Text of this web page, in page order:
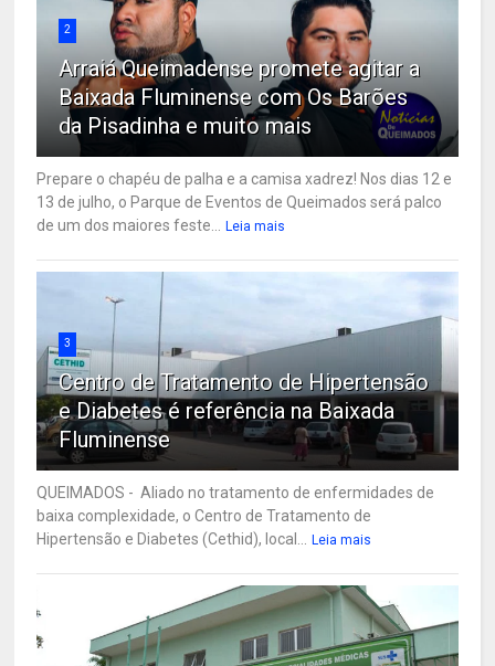
2
Arraiá Queimadense promete agitar a
Baixada Fluminense com Os Barões
da Pisadinha e muito mais
Prepare o chapéu de palha e a camisa xadrez! Nos dias 12 e
13 de julho, o Parque de Eventos de Queimados será palco
de um dos maiores feste...
Leia mais
3
Centro de Tratamento de Hipertensão
e Diabetes é referência na Baixada
Fluminense
QUEIMADOS - Aliado no tratamento de enfermidades de
baixa complexidade, o Centro de Tratamento de
Hipertensão e Diabetes (Cethid), local...
Leia mais